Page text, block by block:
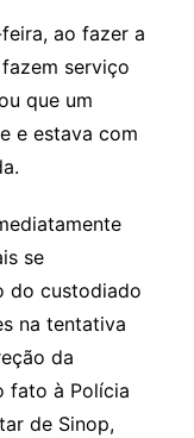
ao fazer a
serviço
que um
e estava com
se
do custodiado
na tentativa
da
fato à Polícia
de Sinop,